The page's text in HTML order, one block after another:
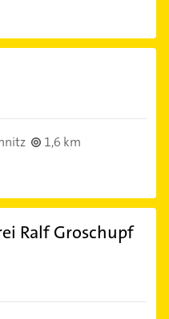
1,6 km
Ralf Groschupf